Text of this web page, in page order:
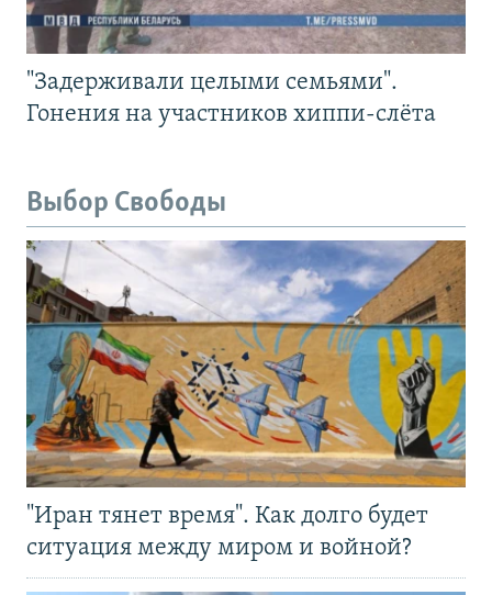
"Задерживали целыми семьями".
Гонения на участников хиппи-слёта
Выбор Свободы
"Иран тянет время". Как долго будет
ситуация между миром и войной?